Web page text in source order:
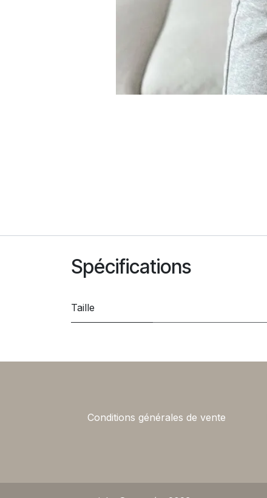
Spécifications
Taille
Conditions générales de vente